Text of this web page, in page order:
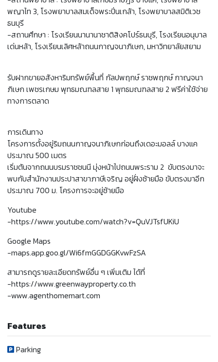
พญาไท 3, โรงพยาบาลสมเด็จพระปิ่นเกล้า, โรงพยาบาลสมิติเวช
ธนบุรี
-สถานศึกษา : โรงเรียนนานานาชาติสิงคโปร์ธนบุรี, โรงเรียนอนุบาล
เด่นหล้า, โรงเรียนเลิศหล้าถนนกาญจนาภิเษก, มหาวิทยาลัยสยาม
รับฝากขายอสังหาริมทรัพย์พื้นที่ กัลปพฤกษ์ ราชพฤกษ์ กาญจนา
ภิเษก เพชรเกษม พุทธมณฑลสาย 1 พุทธมณฑลสาย 2 ฟรีค่าใช้จ่าย
ทางการตลาด
การเดินทาง
โครงการตั้งอยู่ริมถนนกาญจนาภิเษกก่อนถึงเดอะมอลล์ บางแค
ประมาณ 500 เมตร
เริ่มต้นจากถนนบรมราชชนนี มุ่งหน้าไปถนนพระราม 2 ขับตรงมาจะ
พบกับสำนักงานประปาสาขาภาษีเจริญ อยู่ฝั่งซ้ายมือ ขับตรงมาอีก
ประมาณ 700 ม. โครงการจะอยู่ซ้ายมือ
Youtube
-https://www.youtube.com/watch?v=QuVJTsfUKiU
Google Maps
-maps.app.goo.gl/Wi6fmGGDGGKvwFzSA
สามารถดูรายละเอียดทรัพย์อื่น ๆ เพิ่มเติม ได้ที่
-https://www.greenwayproperty.co.th
-www.agenthomemart.com
Features
Parking